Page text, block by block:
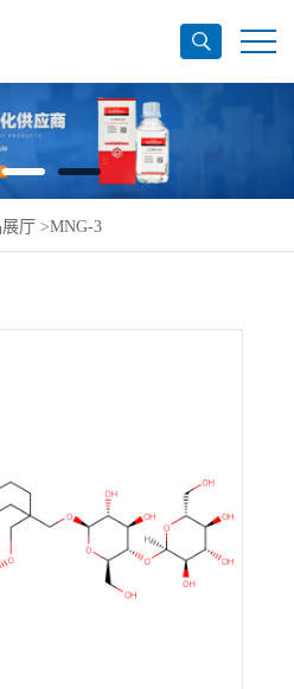
厅 >MNG-3